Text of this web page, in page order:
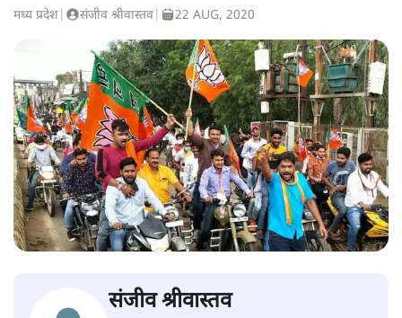
मध्य प्रदेश संजीव श्रीवास्तव 22 AUG, 2020
संजीव श्रीवास्तव